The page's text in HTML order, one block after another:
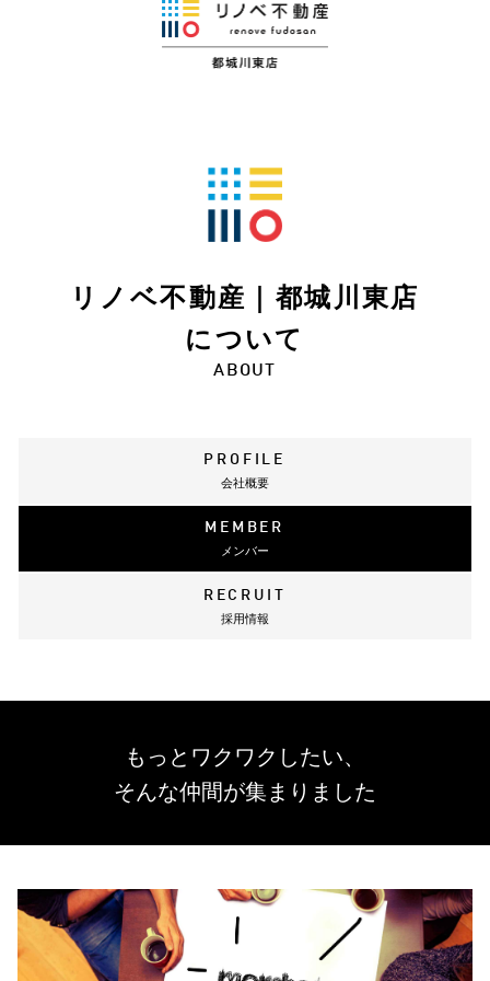
リノベ不動産｜都城川東店
について
ABOUT
PROFILE
会社概要
MEMBER
メンバー
RECRUIT
採用情報
もっとワクワクしたい、
そんな仲間が集まりました